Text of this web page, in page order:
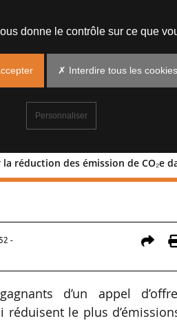
réduction des émission de CO₂e
pour la
-
d’un appel
le plus
donne le contrôle sur ce que
✗ Interdire tous les cookies
Personnaliser